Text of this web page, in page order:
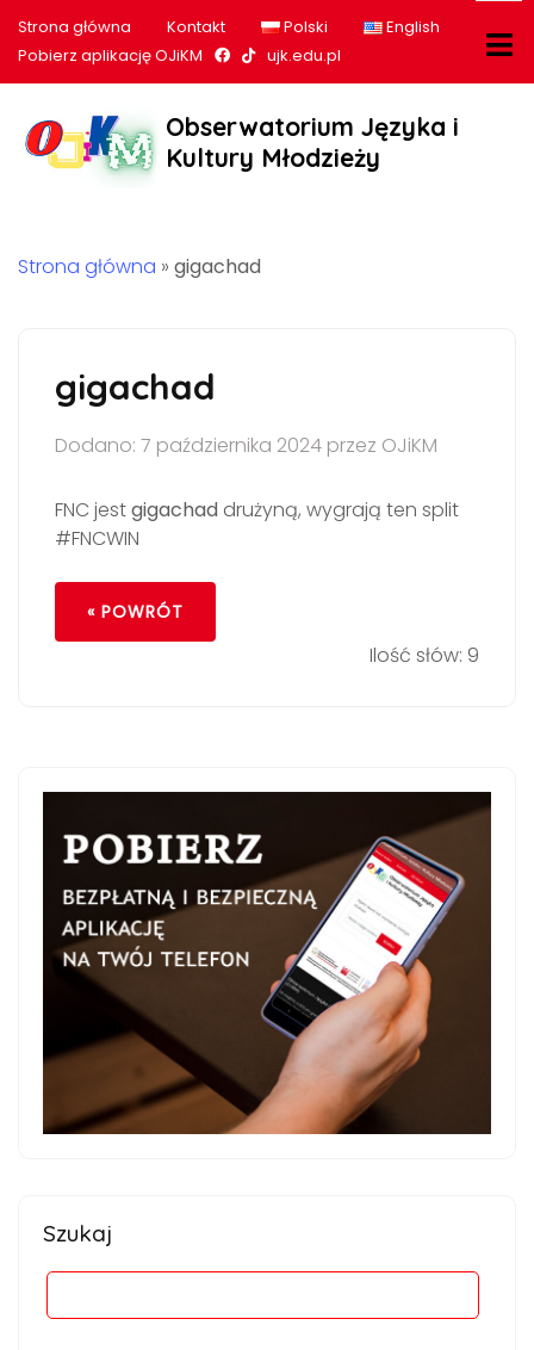
Strona główna Kontakt Polski
English
Pobierz aplikację OJiKM
Nasz profil na Facebook
Nasz profil na tiktok
ujk.edu.pl
Obserwatorium Języka i
Kultury Młodzieży
Strona główna » gigachad
gigachad
Dodano: 7 października 2024 przez OJiKM
FNC jestgigachad drużyną, wygrają ten split
#FNCWIN
« POWRÓT
Ilość słów: 9
Szukaj